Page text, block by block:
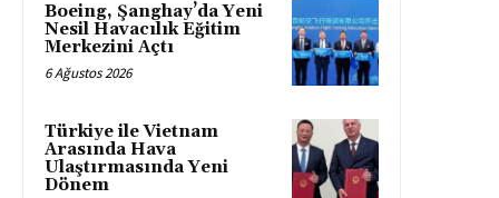
Boeing, Şanghay’da Yeni
Nesil Havacılık Eğitim
Merkezini Açtı
6 Ağustos 2026
Türkiye ile Vietnam
Arasında Hava
Ulaştırmasında Yeni
Dönem